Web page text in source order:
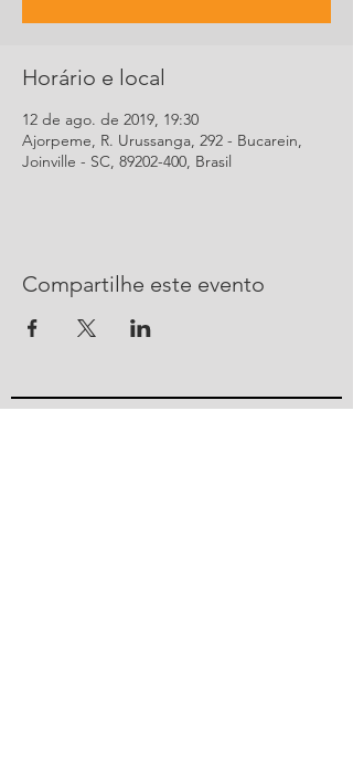
Horário e local
12 de ago. de 2019, 19:30
Ajorpeme, R. Urussanga, 292 - Bucarein,
Joinville - SC, 89202-400, Brasil
Compartilhe este evento